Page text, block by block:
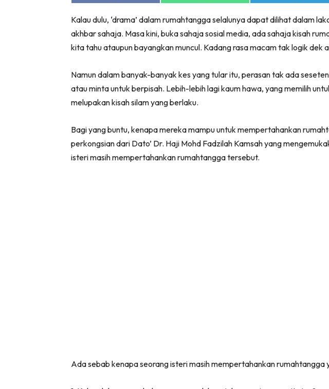
on
on
on
Kalau dulu, ‘drama’ dalam rumahtangga selalunya dapat dilihat dalam
akhbar sahaja. Masa kini, buka sahaja sosial media, ada sahaja kisah
kita tahu ataupun bayangkan muncul. Kadang rasa macam tak logik dek
Namun dalam banyak-banyak kes yang tular itu, perasan tak ada
atau minta untuk berpisah. Lebih-lebih lagi kaum hawa, yang memilih
melupakan kisah silam yang berlaku.
Bagi yang buntu, kenapa mereka mampu untuk mempertahankan
perkongsian dari Dato’ Dr. Haji Mohd Fadzilah Kamsah yang
isteri masih mempertahankan rumahtangga tersebut.
Ada sebab kenapa seorang isteri masih mempertahankan rumahtangga